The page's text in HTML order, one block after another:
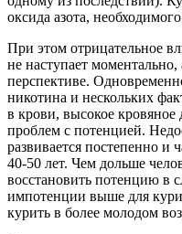
оксида азота,
При этом отрицательное
не наступает моментально,
перспективе.
никотина и нескольких
в крови, высокое кровяное
проблем с потенцией.
развивается постепенно и
40-50 лет. Чем дольше
восстановить потенцию в
импотенции выше для
курить в более молодом